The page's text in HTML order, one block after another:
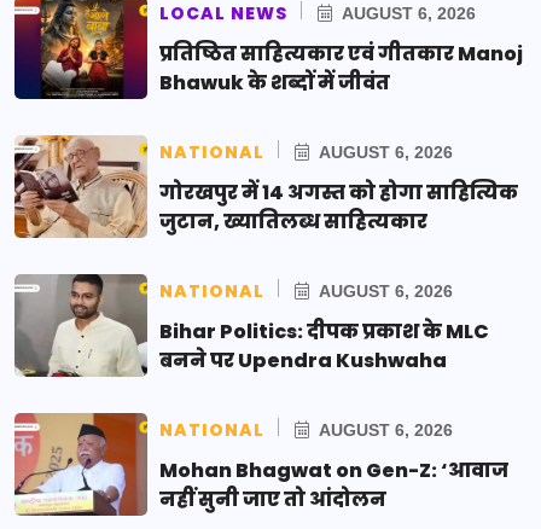
LOCAL NEWS AUGUST 6, 2026
प्रतिष्ठित साहित्यकार एवं गीतकार Manoj
Bhawuk के शब्दों में जीवंत
NATIONAL AUGUST 6, 2026
गोरखपुर में 14 अगस्त को होगा साहित्यिक
जुटान, ख्यातिलब्ध साहित्यकार
NATIONAL AUGUST 6, 2026
Bihar Politics: दीपक प्रकाश के MLC
बनने पर Upendra Kushwaha
NATIONAL AUGUST 6, 2026
Mohan Bhagwat on Gen-Z: ‘आवाज
नहीं सुनी जाए तो आंदोलन